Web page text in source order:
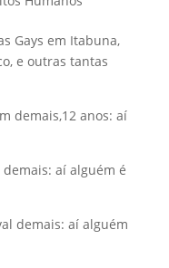
Gays em Itabuna,
e outras tantas
demais,12 anos: aí
aí alguém é
demais: aí alguém